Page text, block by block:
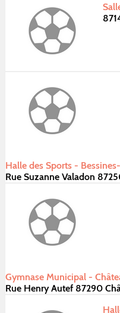
Halle des Sports -
Rue Suzanne Valadon
Gymnase Municipal -
Rue Henry Autef 87290